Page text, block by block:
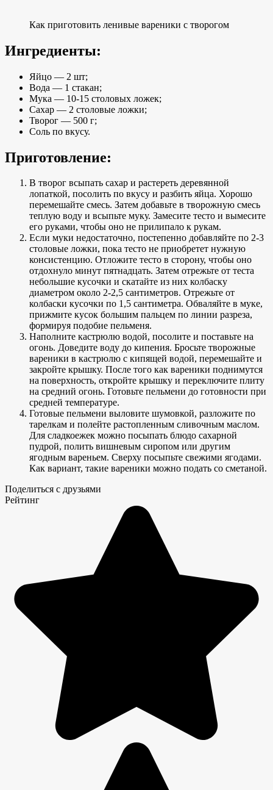
Как приготовить ленивые вареники с творогом
Ингредиенты:
Яйцо — 2 шт;
Вода — 1 стакан;
Мука — 10-15 столовых ложек;
Сахар — 2 столовые ложки;
Творог — 500 г;
Соль по вкусу.
Приготовление:
В творог всыпать сахар и растереть деревянной
лопаткой, посолить по вкусу и разбить яйца. Хорошо
перемешайте смесь. Затем добавьте в творожную смесь
теплую воду и всыпьте муку. Замесите тесто и вымесите
его руками, чтобы оно не прилипало к рукам.
Если муки недостаточно, постепенно добавляйте по 2-3
столовые ложки, пока тесто не приобретет нужную
консистенцию. Отложите тесто в сторону, чтобы оно
отдохнуло минут пятнадцать. Затем отрежьте от теста
небольшие кусочки и скатайте из них колбаску
диаметром около 2-2,5 сантиметров. Отрежьте от
колбаски кусочки по 1,5 сантиметра. Обваляйте в муке,
прижмите кусок большим пальцем по линии разреза,
формируя подобие пельменя.
Наполните кастрюлю водой, посолите и поставьте на
огонь. Доведите воду до кипения. Бросьте творожные
вареники в кастрюлю с кипящей водой, перемешайте и
закройте крышку. После того как вареники поднимутся
на поверхность, откройте крышку и переключите плиту
на средний огонь. Готовьте пельмени до готовности при
средней температуре.
Готовые пельмени выловите шумовкой, разложите по
тарелкам и полейте растопленным сливочным маслом.
Для сладкоежек можно посыпать блюдо сахарной
пудрой, полить вишневым сиропом или другим
ягодным вареньем. Сверху посыпьте свежими ягодами.
Как вариант, такие вареники можно подать со сметаной.
Поделиться с друзьями
Рейтинг